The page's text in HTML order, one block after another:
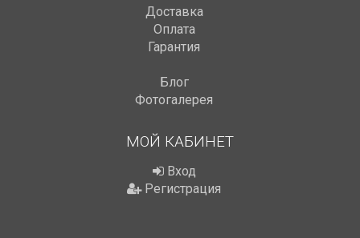
Доставка
Оплата
Гарантия
Блог
Фотогалерея
МОЙ КАБИНЕТ
Вход
Регистрация